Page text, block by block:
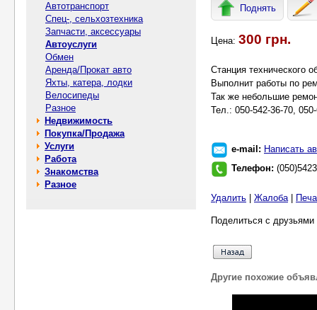
Автотранспорт
Спец-, cельхозтехника
Запчасти, аксессуары
Автоуслуги
Обмен
Аренда/Прокат авто
Яхты, катера, лодки
Велосипеды
Разное
Недвижимость
Покупка/Продажа
Услуги
Работа
Знакомства
Разное
Поднять
Цена: 300 грн.
Станция технического
Выполнит работы по
Так же небольшие
Тел.: 050-542-36-70,
e-mail: Написать
Телефон:
Удалить Жалоба|
Поделиться с
Другие похожие